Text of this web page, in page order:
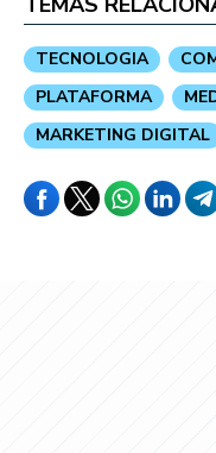
TECNOLOGIA
PLATAFORMA
MARKETING DIGITAL